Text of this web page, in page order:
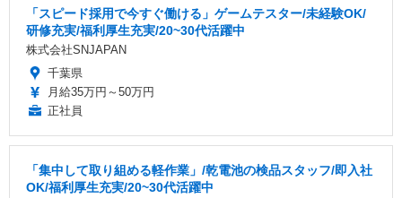
「スピード採用で今すぐ働ける」ゲームテスター/未経験OK/
研修充実/福利厚生充実/20~30代活躍中
株式会社SNJAPAN
千葉県
月給35万円～50万円
正社員
「集中して取り組める軽作業」/乾電池の検品スタッフ/即入社
OK/福利厚生充実/20~30代活躍中